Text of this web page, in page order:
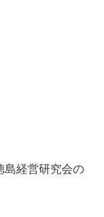
島経営研究会の